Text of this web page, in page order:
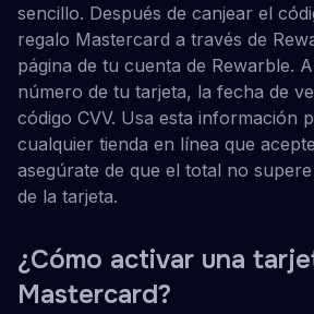
sencillo. Después de canjear el
regalo Mastercard a través de
página de tu cuenta de Rewarble.
número de tu tarjeta, la fecha de
código CVV. Usa esta información
cualquier tienda en línea que
asegúrate de que el total no
de la tarjeta.
¿Cómo activar una
Mastercard?